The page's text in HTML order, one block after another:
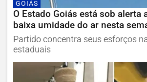
GOIÁS
O Estado Goiás está sob alerta
baixa umidade do ar nesta
Partido concentra seus esforços
estaduais